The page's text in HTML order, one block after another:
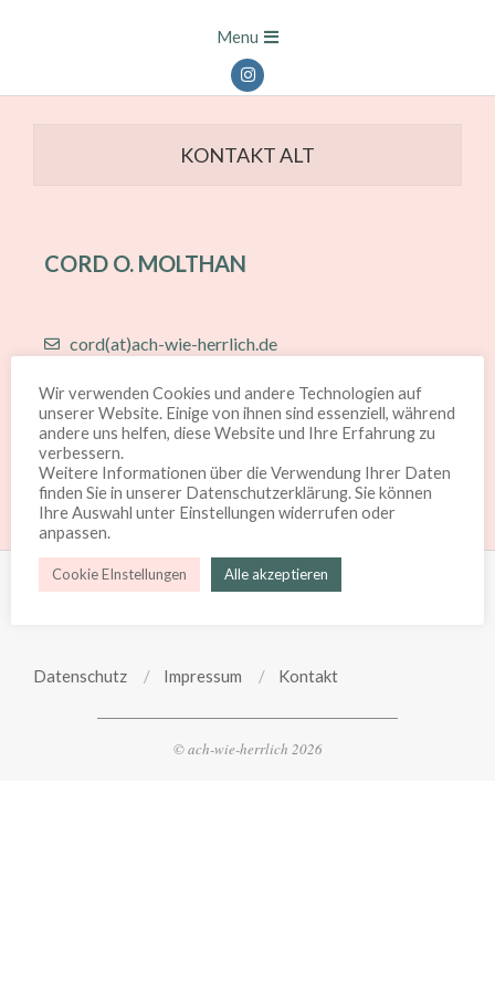
Menu
KONTAKT ALT
CORD O. MOLTHAN
cord(at)ach-wie-herrlich.de
Datenschutz Impressum Kontakt
©ach-wie-herrlich 2026
Wir verwenden Cookies und andere Technologien auf
unserer Website. Einige von ihnen sind essenziell, während
andere uns helfen, diese Website und Ihre Erfahrung zu
verbessern.
Weitere Informationen über die Verwendung Ihrer Daten
finden Sie in unserer Datenschutzerklärung. Sie können
Ihre Auswahl unter Einstellungen widerrufen oder
anpassen.
Cookie EInstellungen Alle akzeptieren